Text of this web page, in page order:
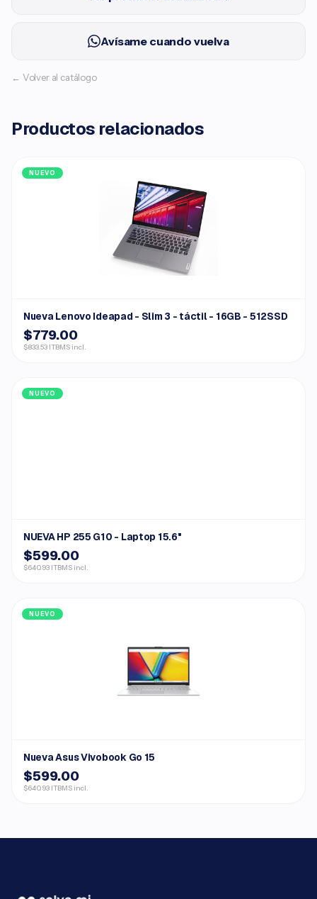
Avísame cuando vuelva
← Volver al catálogo
Productos relacionados
NUEVO
Nueva Lenovo Ideapad - Slim 3 - táctil - 16GB - 512SSD
$779.00
$833.53 ITBMS incl.
NUEVO
NUEVA HP 255 G10 - Laptop 15.6"
$599.00
$640.93 ITBMS incl.
NUEVO
Nueva Asus Vivobook Go 15
$599.00
$640.93 ITBMS incl.